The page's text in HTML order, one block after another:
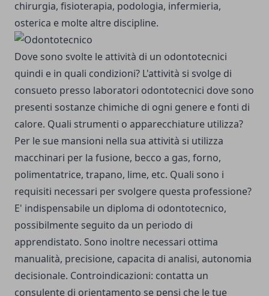
chirurgia, fisioterapia, podologia, infermieria,
osterica e molte altre discipline.
Dove sono svolte le attività di un odontotecnici
quindi e in quali condizioni? L'attività si svolge di
consueto presso laboratori odontotecnici dove sono
presenti sostanze chimiche di ogni genere e fonti di
calore. Quali strumenti o apparecchiature utilizza?
Per le sue mansioni nella sua attività si utilizza
macchinari per la fusione, becco a gas, forno,
polimentatrice, trapano, lime, etc. Quali sono i
requisiti necessari per svolgere questa professione?
E' indispensabile un diploma di odontotecnico,
possibilmente seguito da un periodo di
apprendistato. Sono inoltre necessari ottima
manualità, precisione, capacita di analisi, autonomia
decisionale. Controindicazioni: contatta un
consulente di orientamento se pensi che le tue